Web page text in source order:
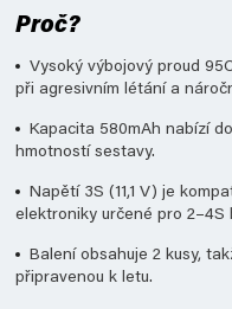
Proč?
Vysoký výbojový proud
při agresivním létání a
Kapacita 580mAh nabízí
hmotností sestavy.
Napětí 3S (11,1 V) je
elektroniky určené pro 2–4S
Balení obsahuje 2 kusy,
připravenou k letu.